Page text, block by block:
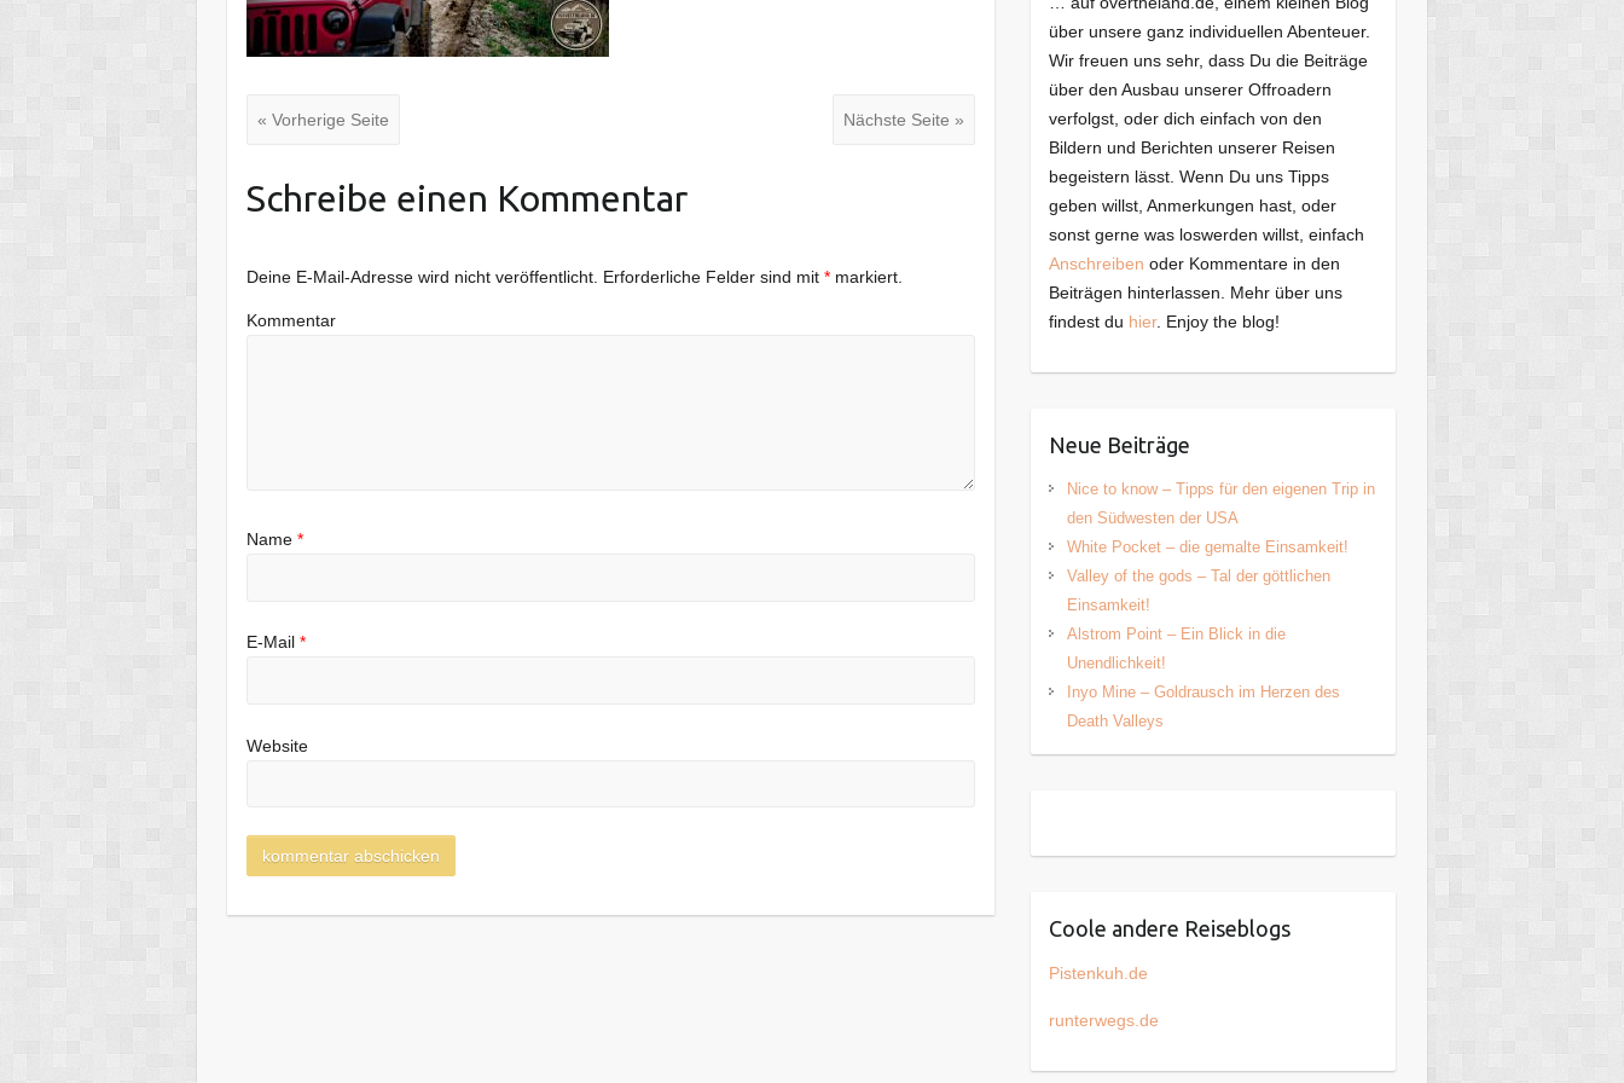
« Vorherige Seite Nächste Seite »
Schreibe einen Kommentar
Deine E-Mail-Adresse wird nicht veröffentlicht. Erforderliche Felder sind mit* markiert.
Kommentar
Name*
E-Mail*
Website
über unsere ganz individuellen Abenteuer.
Wir freuen uns sehr, dass Du die Beiträge
über den Ausbau unserer Offroadern
verfolgst, oder dich einfach von den
Bildern und Berichten unserer Reisen
begeistern lässt. Wenn Du uns Tipps
geben willst, Anmerkungen hast, oder
sonst gerne was loswerden willst, einfach
Anschreiben oder Kommentare in den
Beiträgen hinterlassen. Mehr über uns
findest du hier. Enjoy the blog!
Neue Beiträge
Nice to know – Tipps für den eigenen Trip in
den Südwesten der USA
White Pocket – die gemalte Einsamkeit!
Valley of the gods – Tal der göttlichen
Einsamkeit!
Alstrom Point – Ein Blick in die
Unendlichkeit!
Inyo Mine – Goldrausch im Herzen des
Death Valleys
Coole andere Reiseblogs
Pistenkuh.de
runterwegs.de